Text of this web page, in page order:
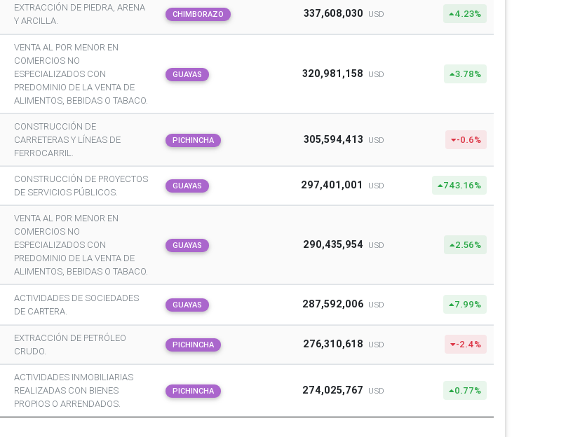
EXTRACCIÓN DE PIEDRA, ARENA
Y ARCILLA.
CHIMBORAZO 337,608,030 USD 4.23%
VENTA AL POR MENOR EN
COMERCIOS NO
ESPECIALIZADOS CON
PREDOMINIO DE LA VENTA DE
ALIMENTOS, BEBIDAS O TABACO.
GUAYAS 320,981,158 USD 3.78%
CONSTRUCCIÓN DE
CARRETERAS Y LÍNEAS DE
FERROCARRIL.
PICHINCHA 305,594,413 USD -0.6%
CONSTRUCCIÓN DE PROYECTOS
DE SERVICIOS PÚBLICOS.
GUAYAS 297,401,001 USD 743.16%
VENTA AL POR MENOR EN
COMERCIOS NO
ESPECIALIZADOS CON
PREDOMINIO DE LA VENTA DE
ALIMENTOS, BEBIDAS O TABACO.
GUAYAS 290,435,954 USD 2.56%
ACTIVIDADES DE SOCIEDADES
DE CARTERA.
GUAYAS 287,592,006 USD 7.99%
EXTRACCIÓN DE PETRÓLEO
CRUDO.
PICHINCHA 276,310,618 USD -2.4%
ACTIVIDADES INMOBILIARIAS
REALIZADAS CON BIENES
PROPIOS O ARRENDADOS.
PICHINCHA 274,025,767 USD 0.77%